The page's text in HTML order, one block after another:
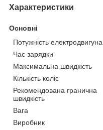
Характеристики
Основні
Потужність електродвигуна
Час зарядки
Максимальна швидкість
Кількість коліс
Рекомендована гранична
швидкість
Вага
Виробник